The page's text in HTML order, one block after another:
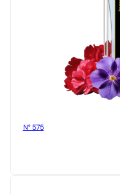
N° 575